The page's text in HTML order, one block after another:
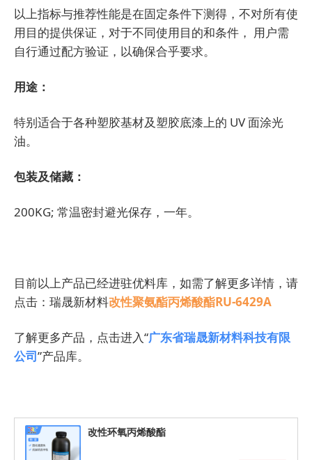
以上指标与推荐性能是在固定条件下测得，不对所有使
用目的提供保证，对于不同使用目的和条件， 用户需
自行通过配方验证，以确保合乎要求。
用途：
特别适合于各种塑胶基材及塑胶底漆上的 UV 面涂光
油。
包装及储藏：
200KG; 常温密封避光保存，一年。
目前以上产品已经进驻优料库，如需了解更多详情，请
点击：瑞晟新材料改性聚氨酯丙烯酸酯RU-6429A
了解更多产品，点击进入“广东省瑞晟新材料科技有限
公司”产品库。
改性环氧丙烯酸酯